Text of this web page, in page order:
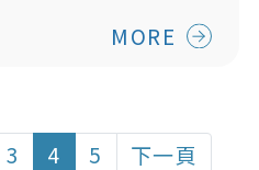
MORE
3 4 5 下一頁